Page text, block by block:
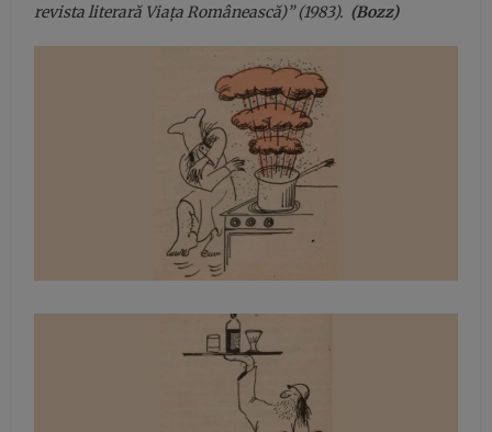
revista literară Viața Românească)” (1983). (Bozz)